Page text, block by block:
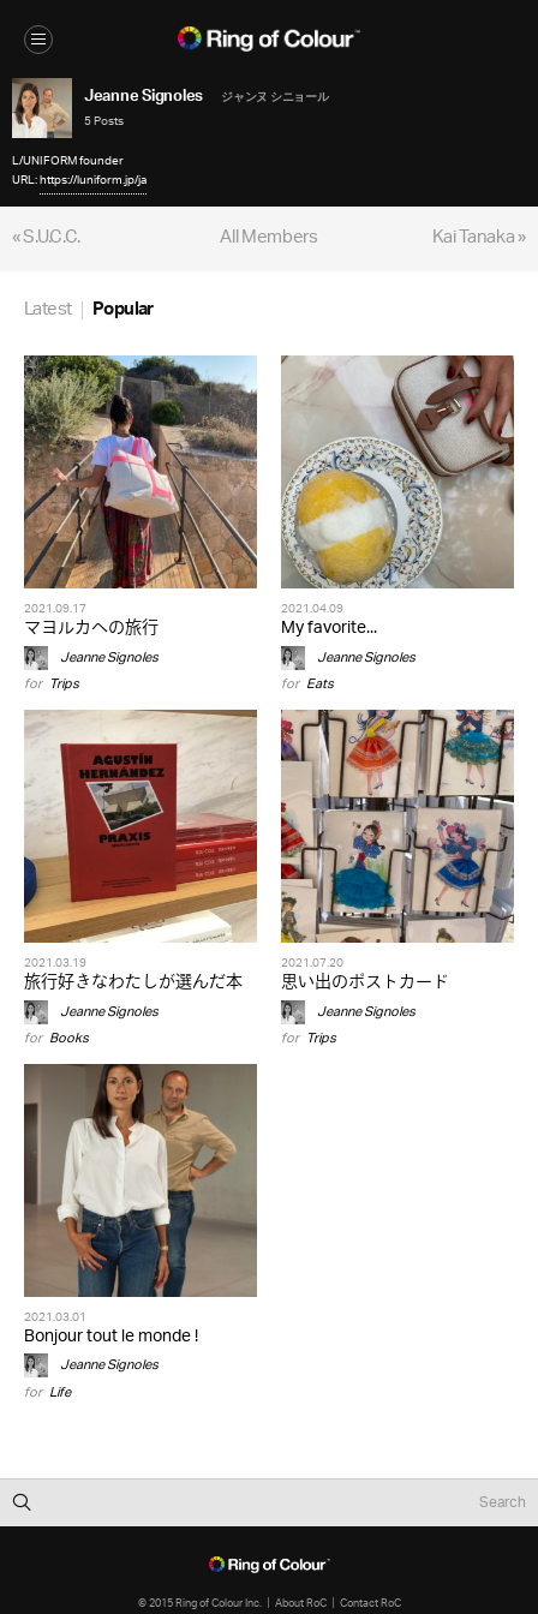
Jeanne Signoles
ジャンヌ シニョール
5 Posts
L/UNIFORM founder
URL:https://luniform.jp/ja
« S.U.C.C. Kai Tanaka »
All Members
Latest Popular
2021.09.17
マヨルカへの旅行
Jeanne Signoles
for Trips
2021.04.09
My favorite...
Jeanne Signoles
for Eats
2021.03.19
旅行好きなわたしが選んだ本
Jeanne Signoles
for Books
2021.07.20
思い出のポストカード
Jeanne Signoles
for Trips
2021.03.01
Bonjour tout le monde !
Jeanne Signoles
for Life
© 2015 Ring of Colour Inc. About RoC Contact RoC